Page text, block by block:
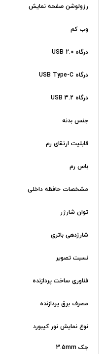
رزولوشن صفحه نمایش
وب کم
درگاه USB 2.0
درگاه USB Type-C
درگاه USB 3.2
جنس بدنه
قابلیت ارتقای رم
باس رم
مشخصات حافظه داخلی
توان شارژر
شارژدهی باتری
نسبت تصویر
فناوری ساخت پردازنده
مصرف برق پردازنده
نوع نمایش نور کیبورد
جک 3.5mm